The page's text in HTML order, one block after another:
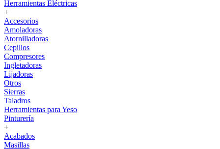
Herramientas Eléctricas
+
Accesorios
Amoladoras
Atornilladoras
Cepillos
Compresores
Ingletadoras
Lijadoras
Otros
Sierras
Taladros
Herramientas para Yeso
Pinturería
+
Acabados
Masillas